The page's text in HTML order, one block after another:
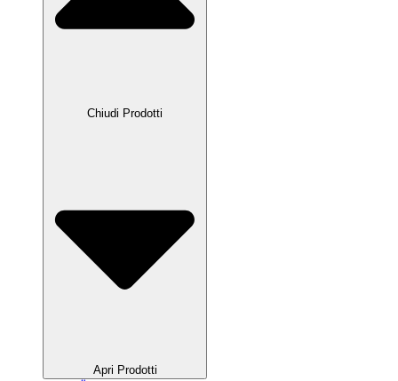
Chiudi Prodotti
Apri Prodotti